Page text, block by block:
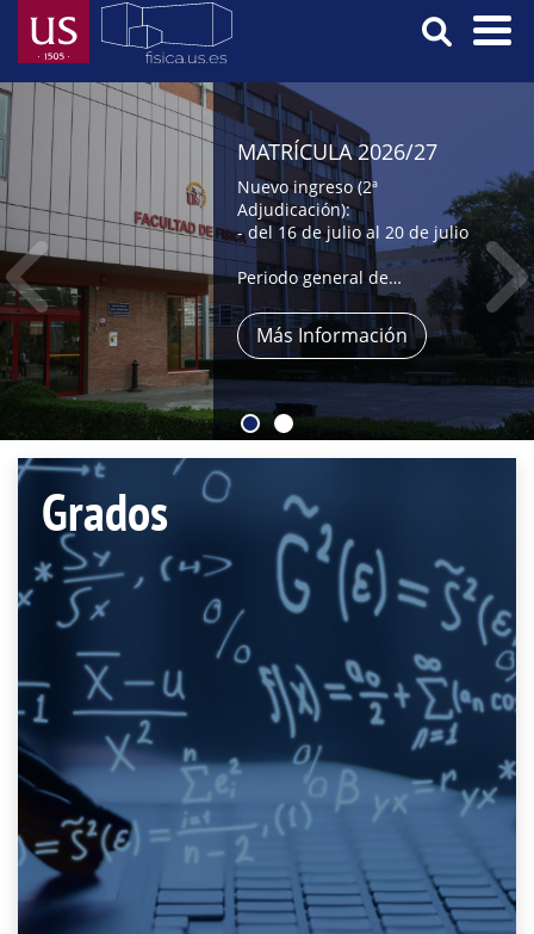
Skip
main
contentMenú
Principal
MATRÍCULA 2026/27
Nuevo ingreso (2ª
Adjudicación):
- del 16 de julio al 20 de julio
Periodo general de
automatrícula:
- del 9 al 31 de julio,
- y del 1 al 4 de septiembre
Más Información
Grados